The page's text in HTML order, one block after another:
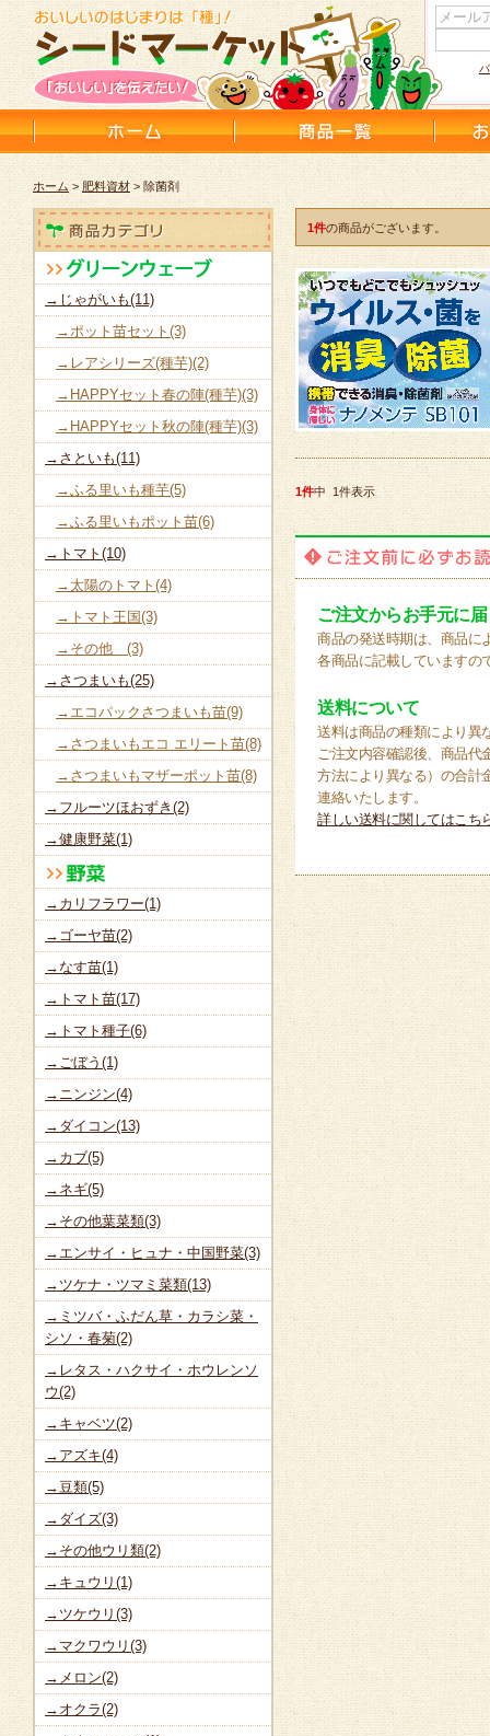
ホーム > 肥料資材 > 除菌剤
1件の商品がございます。
1件中 1件表示
ご注文からお手元に
商品の発送時期は、商品に
各商品に記載していますの
送料について
送料は商品の種類により異
ご注文内容確認後、商品代
方法により異なる）の合計
連絡いたします。
詳しい送料に関してはこち
→じゃがいも(11)
→ポット苗セット(3)
→レアシリーズ(種芋)(2)
→HAPPYセット春の陣(種芋)(3)
→HAPPYセット秋の陣(種芋)(3)
→さといも(11)
→ふる里いも種芋(5)
→ふる里いもポット苗(6)
→トマト(10)
→太陽のトマト(4)
→トマト王国(3)
→その他 (3)
→さつまいも(25)
→エコパックさつまいも苗(9)
→さつまいもエコ エリート苗(8)
→さつまいもマザーポット苗(8)
→フルーツほおずき(2)
→健康野菜(1)
→カリフラワー(1)
→ゴーヤ苗(2)
→なす苗(1)
→トマト苗(17)
→トマト種子(6)
→ごぼう(1)
→ニンジン(4)
→ダイコン(13)
→カブ(5)
→ネギ(5)
→その他葉菜類(3)
→エンサイ・ヒュナ・中国野菜(3)
→ツケナ・ツマミ菜類(13)
→ミツバ・ふだん草・カラシ菜・
シソ・春菊(2)
→レタス・ハクサイ・ホウレンソ
ウ(2)
→キャベツ(2)
→アズキ(4)
→豆類(5)
→ダイズ(3)
→その他ウリ類(2)
→キュウリ(1)
→ツケウリ(3)
→マクワウリ(3)
→メロン(2)
→オクラ(2)